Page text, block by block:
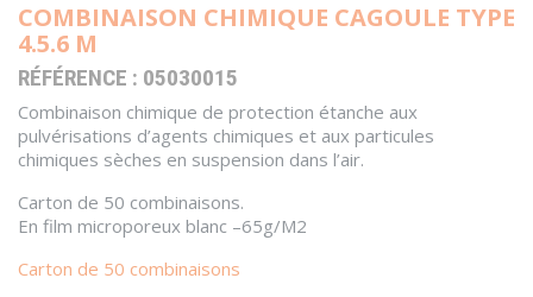
COMBINAISON CHIMIQUE CAGOULE TYPE
4.5.6 M
RÉFÉRENCE : 05030015
Combinaison chimique de protection étanche aux
pulvérisations d’agents chimiques et aux particules
chimiques sèches en suspension dans l’air.
Carton de 50 combinaisons.
En film microporeux blanc –65g/M2
Carton de 50 combinaisons